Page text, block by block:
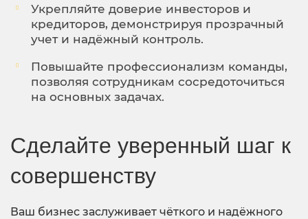
Укрепляйте доверие инвесторов и
кредиторов, демонстрируя прозрачный
учет и надёжный контроль.
Повышайте профессионализм команды,
позволяя сотрудникам сосредоточиться
на основных задачах.
Сделайте уверенный шаг к
совершенству
Ваш бизнес заслуживает чёткого и надёжного